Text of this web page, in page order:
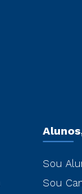
Sou
Sou